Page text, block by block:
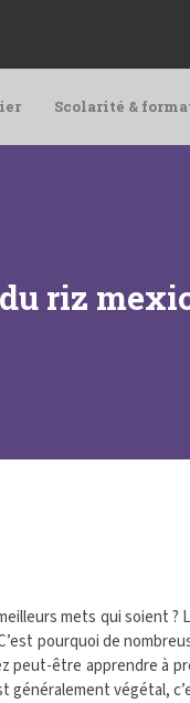
Scolarité &
riz
mets qui soient
pourquoi de
peut-être apprendre à
généralement végétal,